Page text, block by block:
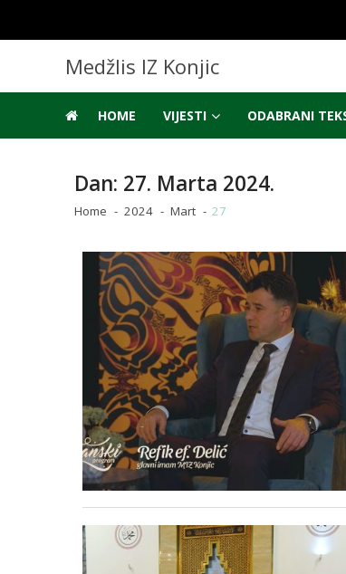
navigation
content
Medžlis IZ Konjic
HOME VIJESTI ODABRANI
Dan: 27. Marta 2024.
Home 2024 Mart 27